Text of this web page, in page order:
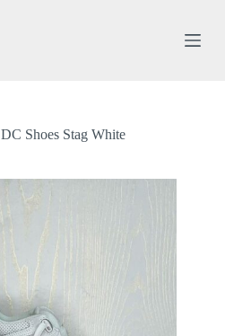
DC Shoes Stag White